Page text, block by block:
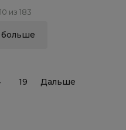
из 183
больше
19 Дальше